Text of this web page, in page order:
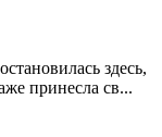
здесь,
принесла св...